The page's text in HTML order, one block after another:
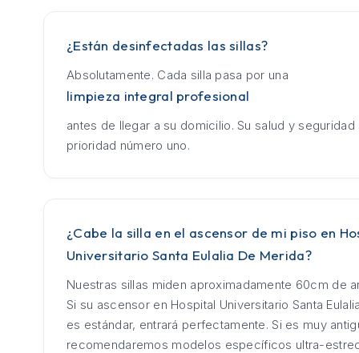
¿Están desinfectadas las sillas?
Absolutamente. Cada silla pasa por una
limpieza integral profesional
antes de llegar a su domicilio. Su salud y seguridad
prioridad número uno.
¿Cabe la silla en el ascensor de mi piso en
Universitario Santa Eulalia De Merida?
Nuestras sillas miden aproximadamente 60cm de
Si su ascensor en Hospital Universitario Santa
es estándar, entrará perfectamente. Si es muy
recomendaremos modelos específicos ultra-